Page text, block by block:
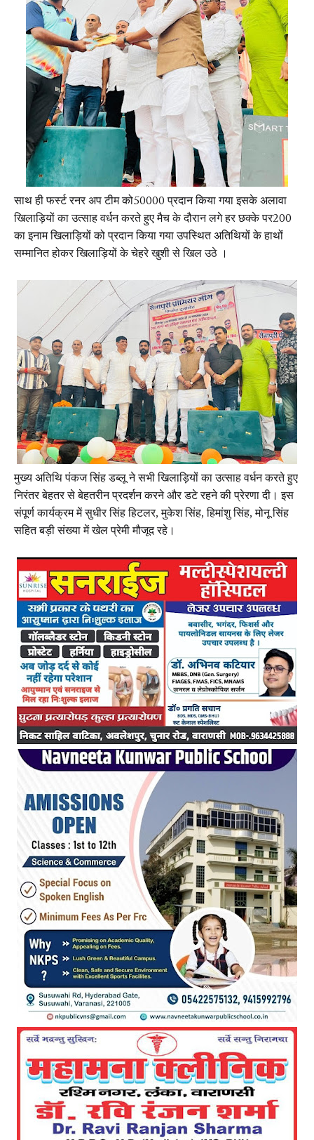
साथ ही फर्स्ट रनर अप टीम को₹50000 प्रदान किया गया इसके अलावा
खिलाड़ियों का उत्साह वर्धन करते हुए मैच के दौरान लगे हर छक्के पर₹200
का इनाम खिलाड़ियों को प्रदान किया गया उपस्थित अतिथियों के हाथों
सम्मानित होकर खिलाड़ियों के चेहरे खुशी से खिल उठे ।
मुख्य अतिथि पंकज सिंह डब्लू ने सभी खिलाड़ियों का उत्साह वर्धन करते हुए
निरंतर बेहतर से बेहतरीन प्रदर्शन करने और डटे रहने की प्रेरणा दी। इस
संपूर्ण कार्यक्रम में सुधीर सिंह हिटलर, मुकेश सिंह, हिमांशु सिंह, मोनू सिंह
सहित बड़ी संख्या में खेल प्रेमी मौजूद रहे।